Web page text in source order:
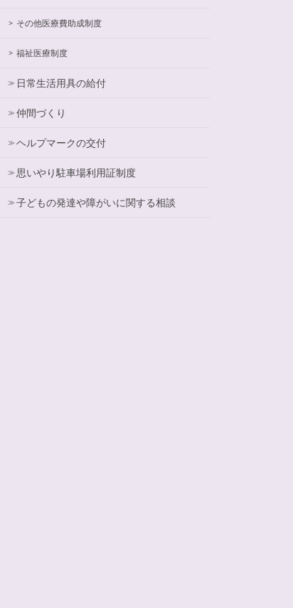
その他医療費助成制度
福祉医療制度
日常生活用具の給付
仲間づくり
ヘルプマークの交付
思いやり駐車場利用証制度
子どもの発達や障がいに関する相談